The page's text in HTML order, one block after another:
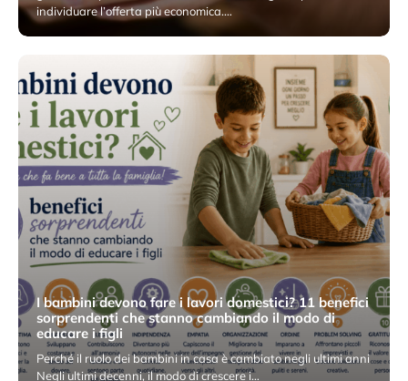
individuare l’offerta più economica.…
7 Giugno 2026
I bambini devono fare i lavori domestici? 11 benefici
sorprendenti che stanno cambiando il modo di
educare i figli
Perché il ruolo dei bambini in casa è cambiato negli ultimi anni
Negli ultimi decenni, il modo di crescere i…